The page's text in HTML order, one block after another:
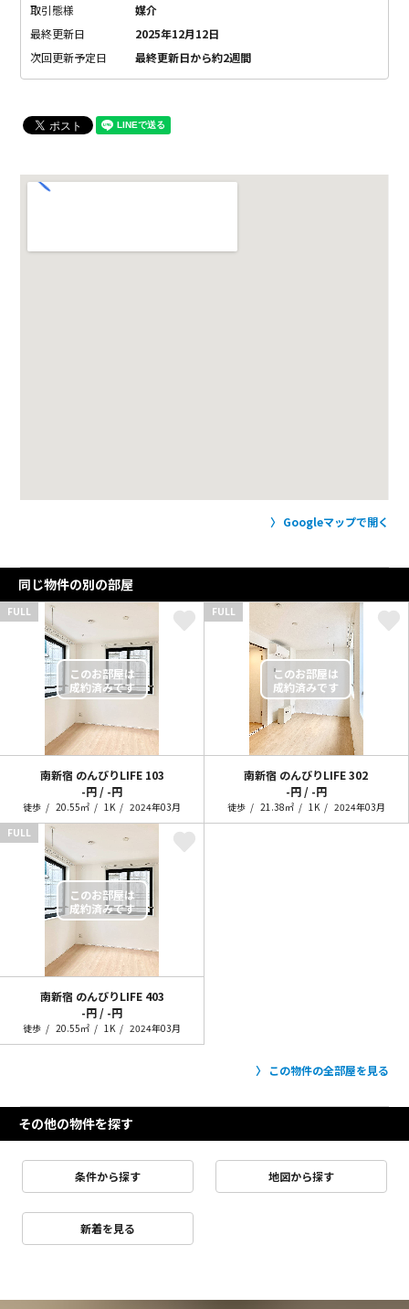
取引態様
媒介
最終更新日
2025年12月12日
次回更新予定日
最終更新日から約2週間
Googleマップで開く
同じ物件の別の部屋
FULL
南新宿 のんびりLIFE 103
-円 / -円
徒歩 20.55㎡ 1K 2024年03月
FULL
南新宿 のんびりLIFE 302
-円 / -円
徒歩 21.38㎡ 1K
2024年03月
FULL
南新宿 のんびりLIFE 403
-円 / -円
徒歩 20.55㎡ 1K 2024年03月
この物件の全部屋を見る
その他の物件を探す
条件から探す 地図から探す
新着を見る